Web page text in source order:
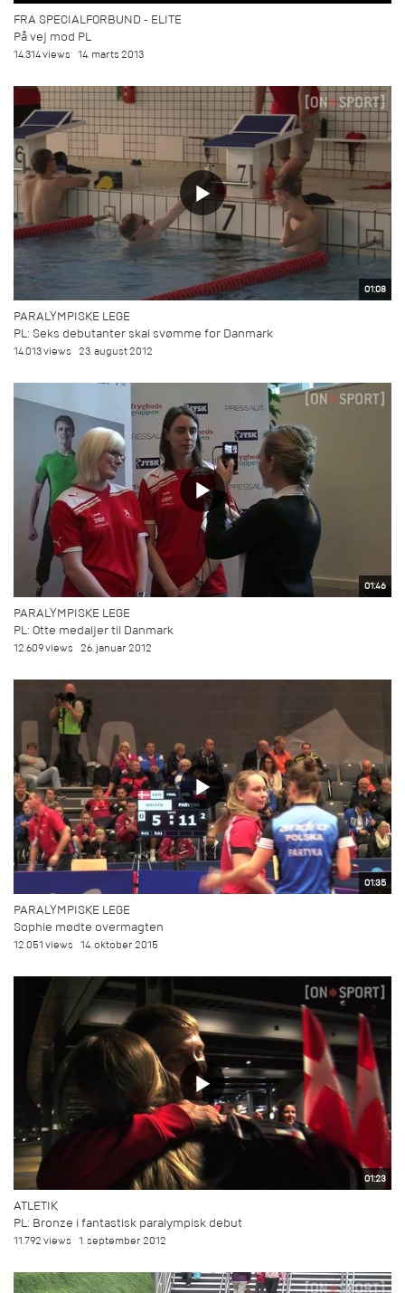
FRA SPECIALFORBUND - ELITE
På vej mod PL
14.314 views 14. marts 2013
01:08
PARALYMPISKE LEGE
PL: Seks debutanter skal svømme for Danmark
14.013 views 23. august 2012
01:46
PARALYMPISKE LEGE
PL: Otte medaljer til Danmark
12.609 views 26. januar 2012
01:35
PARALYMPISKE LEGE
Sophie mødte overmagten
12.051 views 14. oktober 2015
01:23
ATLETIK
PL: Bronze i fantastisk paralympisk debut
11.792 views 1. september 2012